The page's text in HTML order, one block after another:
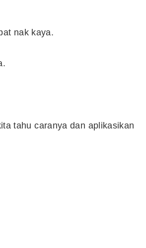
nak kaya.
tahu caranya dan aplikasikan
(CDS) Maybank